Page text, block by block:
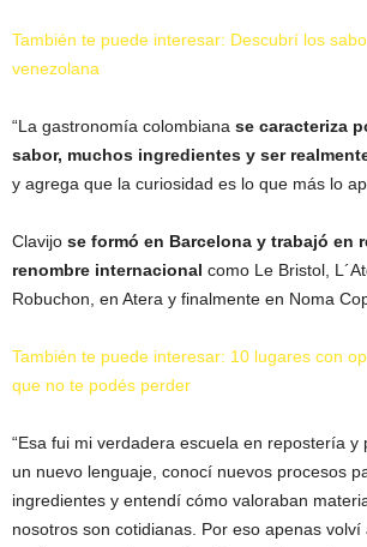
También te puede interesar: Descubrí los
venezolana
“La gastronomía colombiana se caracteriza
sabor, muchos ingredientes y ser
y agrega que la curiosidad es lo que más lo
Clavijo se formó en Barcelona y trabajó en
renombre internacional como Le Bristol,
Robuchon, en Atera y finalmente en Noma
También te puede interesar: 10 lugares con
que no te podés perder
“Esa fui mi verdadera escuela en repostería y
un nuevo lenguaje, conocí nuevos procesos
ingredientes y entendí cómo valoraban
nosotros son cotidianas. Por eso apenas